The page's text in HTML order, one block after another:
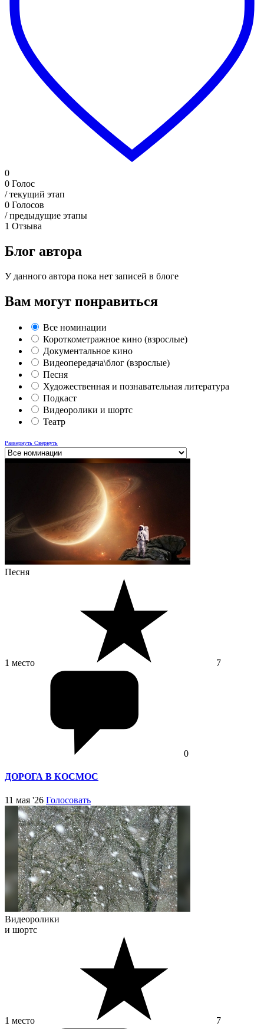
0
0 Голос
/ текущий этап
0 Голосов
/ предыдущие этапы
1 Отзыва
Блог автора
У данного автора пока нет записей в блоге
Вам могут понравиться
Все номинации
Короткометражное кино (взрослые)
Документальное кино
Видеопередача\блог (взрослые)
Песня
Художественная и познавательная литература
Подкаст
Видеоролики и шортс
Театр
Развернуть Свернуть
Песня
1 место 7
0
ДОРОГА В КОСМОС
11 мая '26 Голосовать
Видеоролики
и шортс
1 место 7